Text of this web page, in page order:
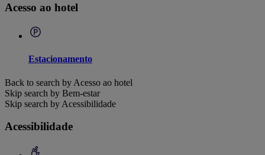
Acesso ao hotel
Estacionamento
Back to search by Acesso ao hotel
Skip search by Bem-estar
Skip search by Acessibilidade
Acessibilidade